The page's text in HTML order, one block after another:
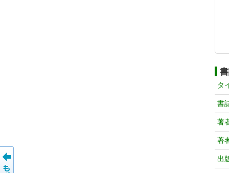
タ
書
著
著
出